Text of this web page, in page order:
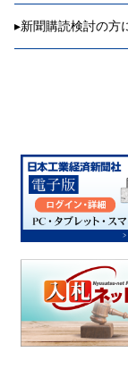
▸新聞購読検討の方